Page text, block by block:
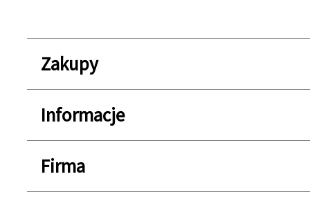
Zakupy
Informacje
Firma